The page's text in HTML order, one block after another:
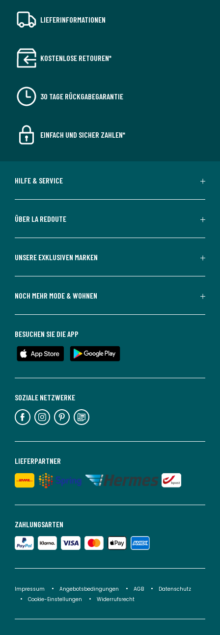
LIEFERINFORMATIONEN
KOSTENLOSE RETOUREN*
30 TAGE RÜCKGABEGARANTIE
EINFACH UND SICHER ZAHLEN*
HILFE & SERVICE
ÜBER LA REDOUTE
UNSERE EXKLUSIVEN MARKEN
NOCH MEHR MODE & WOHNEN
ZAHLUNGSARTEN
LIEFERPARTNER
SOZIALE NETZWERKE
BESUCHEN SIE DIE APP
Impressum Angebotsbedingungen AGB
Datenschutz
Cookie-Einstellungen
Widerrufsrecht